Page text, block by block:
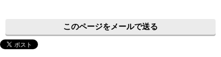
このページをメールで送る